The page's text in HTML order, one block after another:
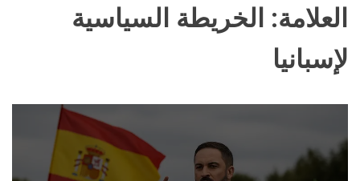
ل
و
ح
ة
ل
ر
ي
ف
ض
ع
ل
ع
ا
العلامة: الخريطة السياسية
لإسبانيا